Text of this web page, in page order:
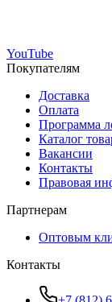
YouTube
Покупателям
Доставка
Оплата
Программа
Каталог
Вакансии
Контакты
Правовая
Партнерам
Оптовым
Контакты